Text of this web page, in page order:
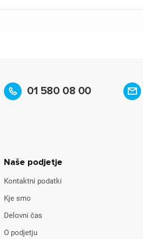
01 580 08 00
Naše podjetje
Kontaktni podatki
Kje smo
Delovni čas
O podjetju